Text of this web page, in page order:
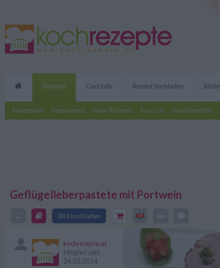
Rezepte
Kategorien Tagesrezept Neue Rezepte Top 100 Grundrezepte
Cocktails Rezept hochladen Bilder
Geflügelleberpastete mit Portwein
Bild hochladen
Rezept sein. Diese
begeistert durch das Spiel mit
kochrezepte.at
Mitglied seit:
24.02.2014